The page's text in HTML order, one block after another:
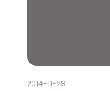
2014-11-28